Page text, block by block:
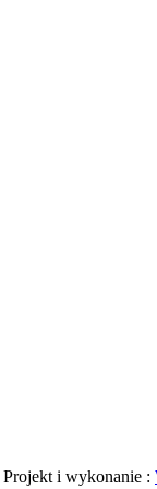
Projekt i wykonanie :